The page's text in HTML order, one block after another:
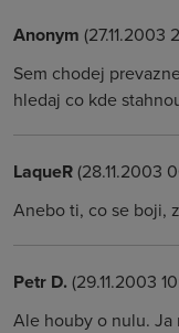
Anonym (27.11.2003
Sem chodej
hledaj co kde
LaqueR(28.11.2003
Anebo ti, co se boji,
Petr D. (29.11.2003
Ale houby o nulu. Ja